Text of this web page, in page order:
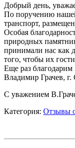
Добрый день,
По поручению
транспорт,
Особая
природных
принимали нас как
того, чтобы их
Еще раз
Владимир Грачев, г.
С уважением
Категория: Отзывы